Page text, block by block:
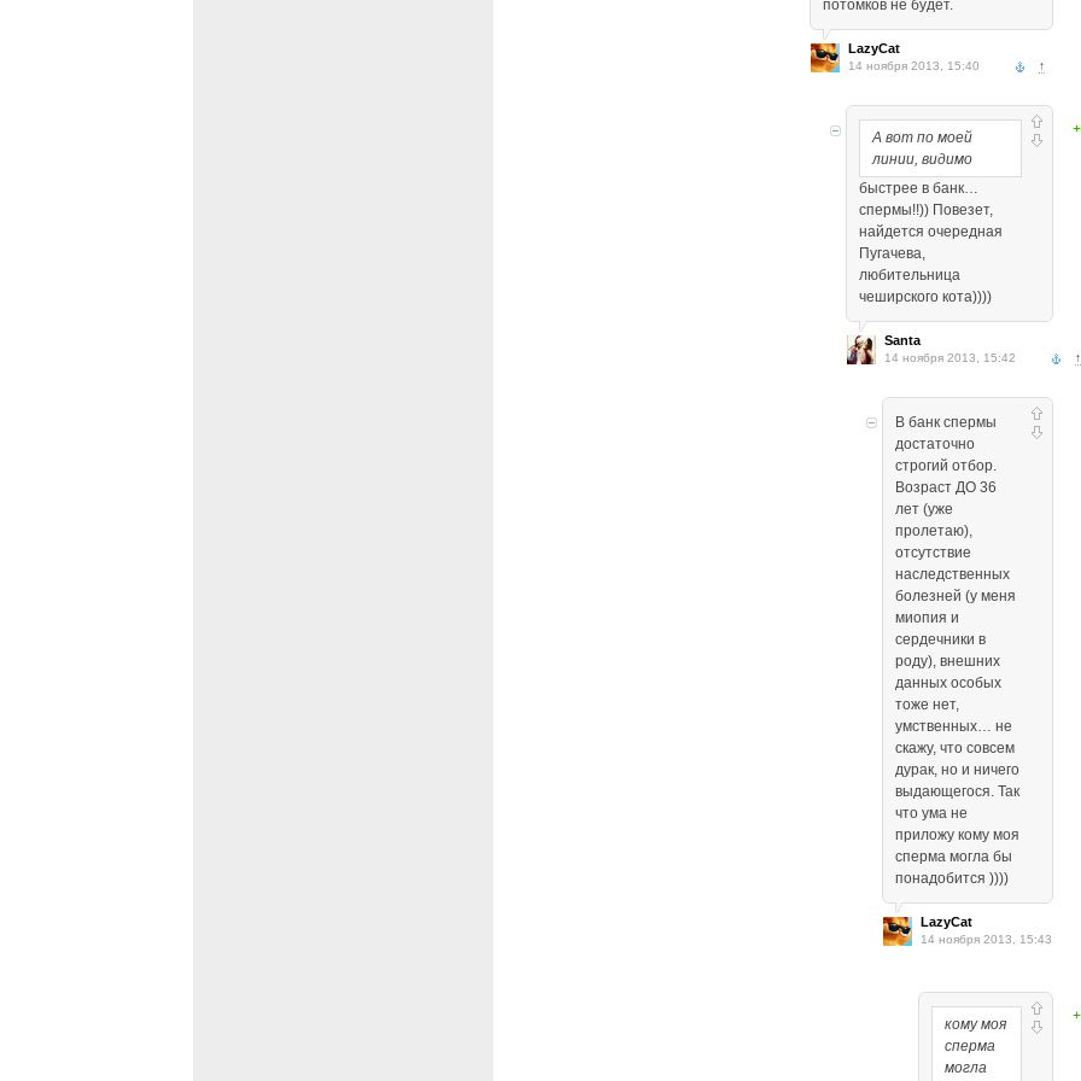
потомков не будет.
LazyCat
14 ноября 2013, 15:40 ↑
А вот по моей
линии, видимо
быстрее в банк…
спермы!!)) Повезет,
найдется очередная
Пугачева,
любительница
чеширского кота))))
Santa
14 ноября 2013, 15:42 ↑
В банк спермы
достаточно
строгий отбор.
Возраст ДО 36
лет (уже
пролетаю),
отсутствие
наследственных
болезней (у меня
миопия и
сердечники в
роду), внешних
данных особых
тоже нет,
умственных… не
скажу, что совсем
дурак, но и ничего
выдающегося. Так
что ума не
приложу кому моя
сперма могла бы
понадобится ))))
LazyCat
14 ноября 2013, 15:43
кому моя
сперма
могла